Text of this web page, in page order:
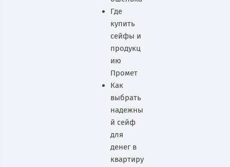
Где
купить
сейфы и
продукц
ию
Промет
Как
выбрать
надежны
й сейф
для
денег в
квартиру